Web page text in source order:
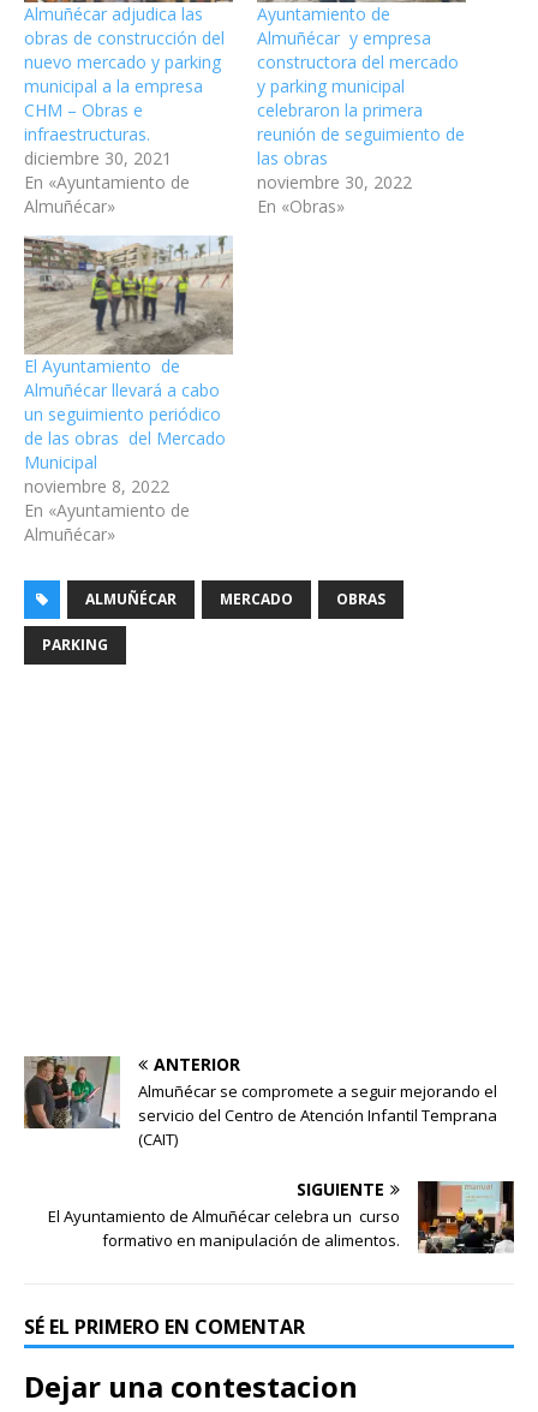
Almuñécar adjudica las
obras de construcción del
nuevo mercado y parking
municipal a la empresa
CHM – Obras e
infraestructuras.
diciembre 30, 2021
En «Ayuntamiento de
Almuñécar»
Ayuntamiento de
Almuñécar y empresa
constructora del mercado
y parking municipal
celebraron la primera
reunión de seguimiento de
las obras
noviembre 30, 2022
En «Obras»
El Ayuntamiento de
Almuñécar llevará a cabo
un seguimiento periódico
de las obras del Mercado
Municipal
noviembre 8, 2022
En «Ayuntamiento de
Almuñécar»
ALMUÑÉCAR MERCADO OBRAS
PARKING
ANTERIOR
Almuñécar se compromete a seguir mejorando el
servicio del Centro de Atención Infantil Temprana
(CAIT)
SIGUIENTE
El Ayuntamiento de Almuñécar celebra un curso
formativo en manipulación de alimentos.
SÉ EL PRIMERO EN COMENTAR
Dejar una contestacion